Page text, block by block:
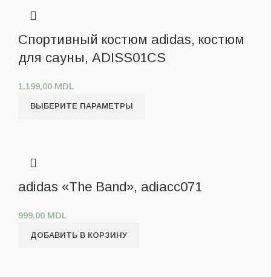
Спортивный костюм adidas, костюм
для сауны, ADISS01CS
1.199,00 MDL
ВЫБЕРИТЕ ПАРАМЕТРЫ
adidas «The Band», adiacc071
999,00 MDL
ДОБАВИТЬ В КОРЗИНУ